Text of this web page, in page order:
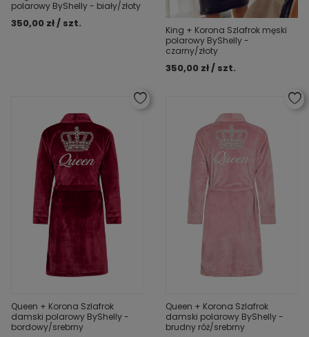
polarowy ByShelly - biały/złoty
350,00 zł / szt.
King + Korona Szlafrok męski
polarowy ByShelly -
czarny/złoty
350,00 zł / szt.
Queen + Korona Szlafrok
damski polarowy ByShelly -
bordowy/srebrny
Queen + Korona Szlafrok
damski polarowy ByShelly -
brudny róż/srebrny